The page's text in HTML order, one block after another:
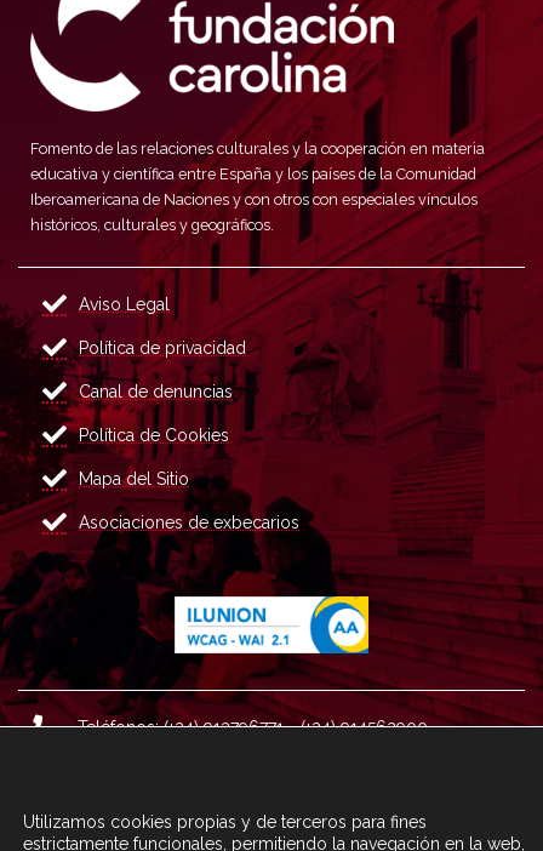
Fomento de las relaciones culturales y la cooperación en materia
educativa y científica entre España y los países de la Comunidad
Iberoamericana de Naciones y con otros con especiales vínculos
históricos, culturales y geográficos.
Aviso Legal
Política de privacidad
Canal de denuncias
Política de Cookies
Mapa del Sitio
Asociaciones de exbecarios
Teléfonos: (+34) 913796771 - (+34) 914562900
Correo : informacion@fundacioncarolina.es
Utilizamos cookies propias y de terceros para fines
estrictamente funcionales, permitiendo la navegación en la web,